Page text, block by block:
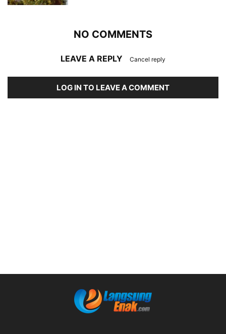
NO COMMENTS
LEAVE A REPLY Cancel reply
LOG IN TO LEAVE A COMMENT